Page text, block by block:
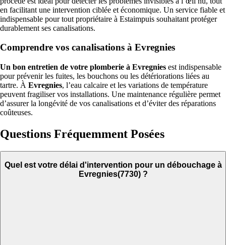
en facilitant une intervention ciblée et économique. Un service fiable et
indispensable pour tout propriétaire à Estaimpuis souhaitant protéger
durablement ses canalisations.
Comprendre vos canalisations à Evregnies
Un bon entretien de votre plomberie à Evregnies est indispensable
pour prévenir les fuites, les bouchons ou les détériorations liées au
tartre. À Evregnies, l’eau calcaire et les variations de température
peuvent fragiliser vos installations. Une maintenance régulière permet
d’assurer la longévité de vos canalisations et d’éviter des réparations
coûteuses.
Questions Fréquemment Posées
Quel est votre délai d'intervention pour un débouchage à
Evregnies(7730) ?